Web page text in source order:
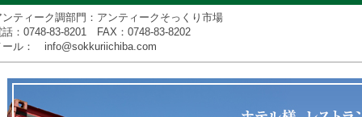
ンティーク調部門：アンティークそっくり市場
： 0748-83-8201 FAX：0748-83-8202
ール： info@sokkuriichiba.com